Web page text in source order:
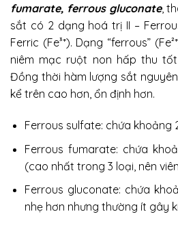
fumarate, ferrous gluconate,
sắt có 2 dạng hoá trị II –
Ferric (Fe³⁺). Dạng “ferrous”
niêm mạc ruột non hấp thu tốt
Đồng thời hàm lượng sắt
kể trên cao hơn, ổn định hơn.
Ferrous sulfate: chứa khoảng
Ferrous fumarate: chứa
(cao nhất trong 3 loại, nên
Ferrous gluconate: chứa
nhẹ hơn nhưng thường ít gây